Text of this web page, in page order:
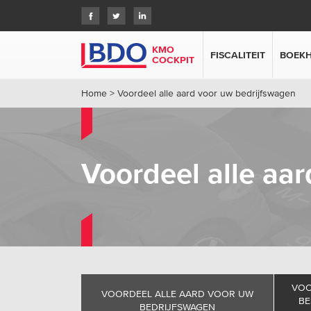
KMO
COCKPIT FISCALITEIT
Home > Voordeel alle aard voor uw bedrijfswagen
Voordeel alle
VOORDEEL ALLE AARD VOOR UW
BEDRIJFSWAGEN